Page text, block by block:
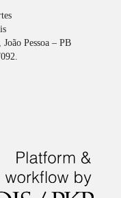
Pessoa – PB